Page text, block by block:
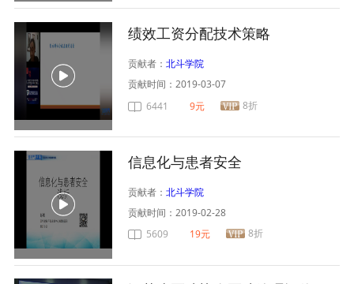
绩效工资分配技术策略
贡献者：北斗学院
贡献时间：2019-03-07
6441
9元 8折
信息化与患者安全
贡献者：北斗学院
贡献时间：2019-02-28
5609
19元 8折